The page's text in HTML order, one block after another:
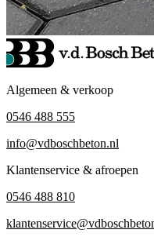
Algemeen & verkoop
0546 488 555
info@vdboschbeton.nl
Klantenservice & afroepen
0546 488 810